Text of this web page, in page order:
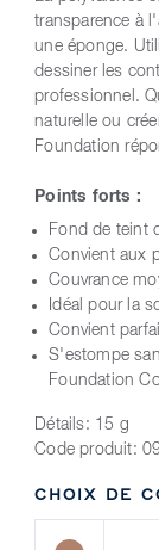
transparence à
une éponge.
dessiner les
professionnel.
naturelle ou
Foundation
Points forts :
Fond de teint
Convient aux
Couvrance
Idéal pour la
Convient
S'estompe
Foundation
Détails: 15 g
Code produit:
CHOIX DE